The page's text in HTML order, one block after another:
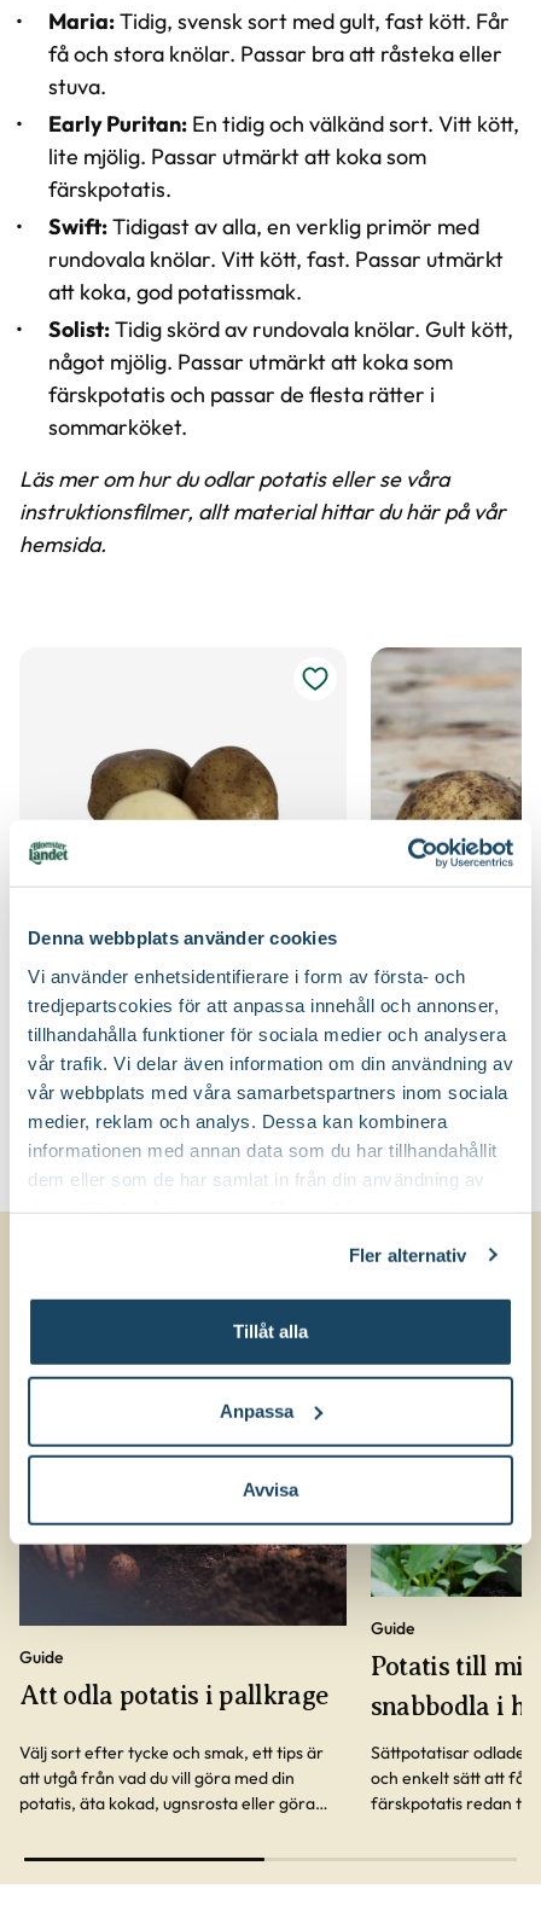
Denna webbplats använder cookies
Vi använder enhetsidentifierare i form av första- och
tredjepartscokies för att anpassa innehåll och annonser,
tillhandahålla funktioner för sociala medier och analysera
vår trafik. Vi delar även information om din användning av
vår webbplats med våra samarbetspartners inom sociala
medier, reklam och analys. Dessa kan kombinera
informationen med annan data som du har tillhandahållit
dem eller som de har samlat in från din användning av
Fler alternativ
Tillåt alla
Anpassa
Avvisa
Maria:Tidig, svensk sort med gult, fast kött. Får
få och stora knölar. Passar bra att råsteka eller
stuva.
Early Puritan: En tidig och välkänd sort. Vitt kött,
lite mjölig. Passar utmärkt att koka som
färskpotatis.
Swift:Tidigast av alla, en verklig primör med
rundovala knölar. Vitt kött, fast. Passar utmärkt
att koka, god potatissmak.
Solist:Tidig skörd av rundovala knölar. Gult kött,
något mjölig. Passar utmärkt att koka som
färskpotatis och passar de flesta rätter i
sommarköket.
Läs mer om hur du odlar potatis eller se våra
instruktionsfilmer, allt material hittar du här på vår
hemsida.
Sättpotatis 'Rocket'
LPM Potatis
Välj butik
Online
Slut i lager
Till Produkten
till Sättpotatis 'Rocket' produktsida
Sättpotatis 'Rocket'
Larsviken
Välj butik
Online
Till
Läs mer om potatisodling
Guide
Att odla potatis i pallkrage
Välj sort efter tycke och smak, ett tips är
att utgå från vad du vill göra med din
potatis, äta kokad, ugnsrosta eller göra
Guide
Potatis till
snabbodla i
Sättpotatisar odlade i
och enkelt sätt att få
färskpotatis redan till
som alla kan lyckas